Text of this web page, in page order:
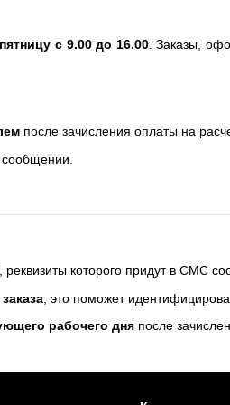
с 9.00 до 16.00. Заказы,
после зачисления оплаты на
которого придут в СМС
, это поможет
рабочего дня после